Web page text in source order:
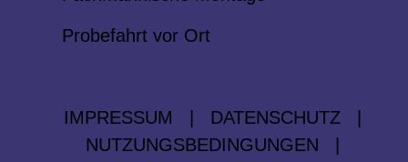
Probefahrt vor Ort
IMPRESSUM DATENSCHUTZ
NUTZUNGSBEDINGUNGEN